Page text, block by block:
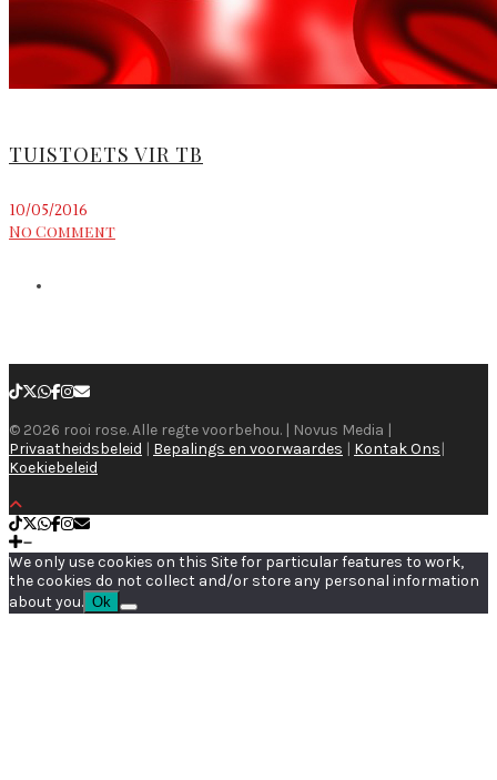
TUISTOETS VIR TB
10/05/2016
No Comment
© 2026 rooi rose. Alle regte voorbehou. | Novus Media |
Privaatheidsbeleid | Bepalings en voorwaardes | Kontak Ons|
Koekiebeleid
We only use cookies on this Site for particular features to work,
the cookies do not collect and/or store any personal information
about you. Ok